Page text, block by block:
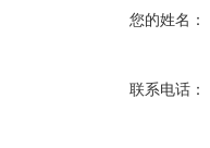
您的姓名：
联系电话：